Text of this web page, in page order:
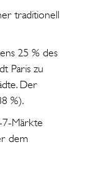
traditionell
25 % des
Paris zu
Der
%).
7-Märkte
dem